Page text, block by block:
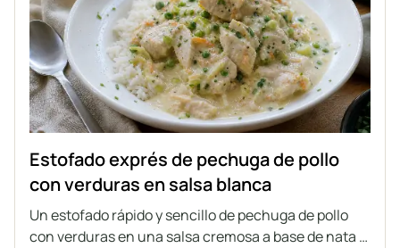
Estofado exprés de pechuga de pollo
con verduras en salsa blanca
Un estofado rápido y sencillo de pechuga de pollo
con verduras en una salsa cremosa a base de nata y